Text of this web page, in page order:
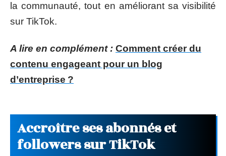
la communauté, tout en améliorant sa visibilité
sur TikTok.
A lire en complément : Comment créer du
contenu engageant pour un blog
d’entreprise ?
Accroître ses abonnés et
followers sur TikTok